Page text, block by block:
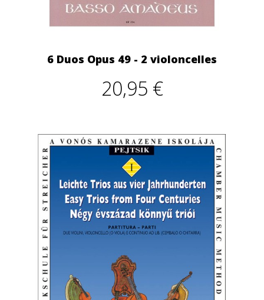
6 Duos Opus 49 - 2 violoncelles
20,95 €